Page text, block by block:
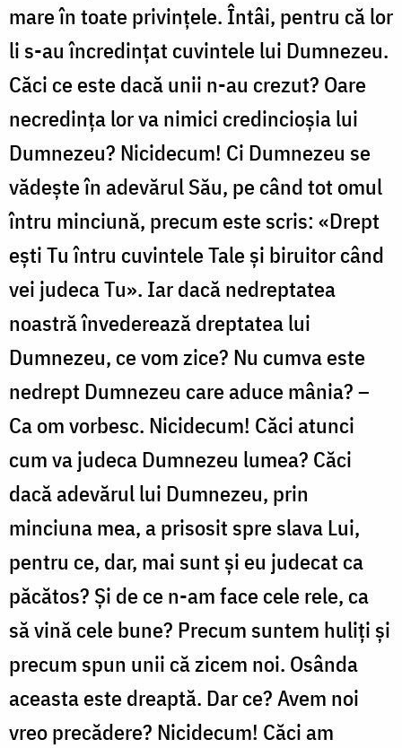
mare în toate privințele. Întâi, pentru că lor
li s-au încredințat cuvintele lui Dumnezeu.
Căci ce este dacă unii n-au crezut? Oare
necredința lor va nimici credincioșia lui
Dumnezeu? Nicidecum! Ci Dumnezeu se
vădește în adevărul Său, pe când tot omul
întru minciună, precum este scris: «Drept
ești Tu întru cuvintele Tale și biruitor când
vei judeca Tu». Iar dacă nedreptatea
noastră învederează dreptatea lui
Dumnezeu, ce vom zice? Nu cumva este
nedrept Dumnezeu care aduce mânia? –
Ca om vorbesc. Nicidecum! Căci atunci
cum va judeca Dumnezeu lumea? Căci
dacă adevărul lui Dumnezeu, prin
minciuna mea, a prisosit spre slava Lui,
pentru ce, dar, mai sunt și eu judecat ca
păcătos? Și de ce n-am face cele rele, ca
să vină cele bune? Precum suntem huliți și
precum spun unii că zicem noi. Osânda
aceasta este dreaptă. Dar ce? Avem noi
vreo precădere? Nicidecum! Căci am